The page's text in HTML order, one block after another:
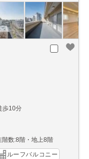
歩10分
階数:8階・地上8階
ルーフバルコニー